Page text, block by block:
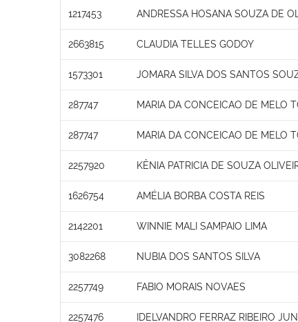
1217453 ANDRESSA HOSANA SOUZA DE
2663815 CLAUDIA TELLES GODOY
1573301 JOMARA SILVA DOS SANTOS
287747 MARIA DA CONCEICAO DE MELO
287747 MARIA DA CONCEICAO DE MELO
2257920 KÊNIA PATRICIA DE SOUZA
1626754 AMÉLIA BORBA COSTA REIS
2142201 WINNIE MALI SAMPAIO LIMA
3082268 NUBIA DOS SANTOS SILVA
2257749 FABIO MORAIS NOVAES
2257476 IDELVANDRO FERRAZ RIBEIRO